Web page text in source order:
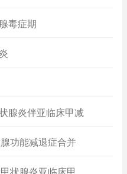
毒症期
腺炎伴亚临床甲减
功能减退症合并
状腺炎亚临床甲